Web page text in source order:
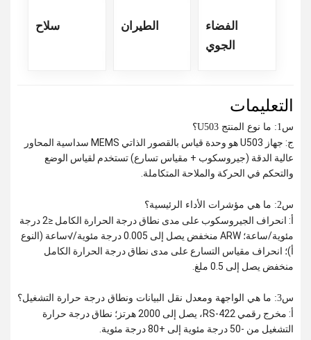
الفضاء
الجوي
الطيران سلاح
التعليمات
س1: ما نوع المنتج U503؟
ج: جهاز U503 هو وحدة قياس بالقصور الذاتي MEMS سداسية المحاور
عالية الدقة (جيروسكوب + مقياس تسارع) تستخدم لقياس الوضع
والتحكم في الحركة والملاحة المتكاملة.
س2: ما هي مؤشرات الأداء الرئيسية؟
أ: انحراف الجيروسكوب على مدى نطاق درجة الحرارة الكامل ≤2 درجة
مئوية/ساعة؛ ARW منخفض يصل إلى 0.005 درجة مئوية/√ساعة (النوع
أ)؛ انحراف مقياس التسارع على مدى نطاق درجة الحرارة الكامل
منخفض يصل إلى 0.5 ملغ.
س3: ما هي الواجهة ومعدل نقل البيانات ونطاق درجة حرارة التشغيل؟
أ: مخرج رقمي RS-422، يصل إلى 2000 هرتز؛ نطاق درجة حرارة
التشغيل من -50 درجة مئوية إلى +80 درجة مئوية.